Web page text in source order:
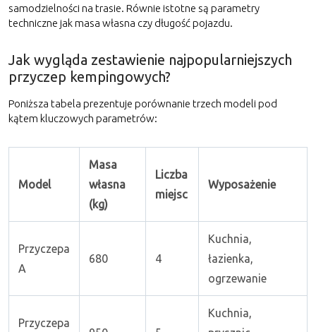
samodzielności na trasie. Równie istotne są parametry
techniczne jak masa własna czy długość pojazdu.
Jak wygląda zestawienie najpopularniejszych
przyczep kempingowych?
Poniższa tabela prezentuje porównanie trzech modeli pod
kątem kluczowych parametrów:
Model
Masa
własna
(kg)
Liczba
miejsc
Wyposażenie
Przyczepa
A
680 4
Kuchnia,
łazienka,
ogrzewanie
Przyczepa
Kuchnia,